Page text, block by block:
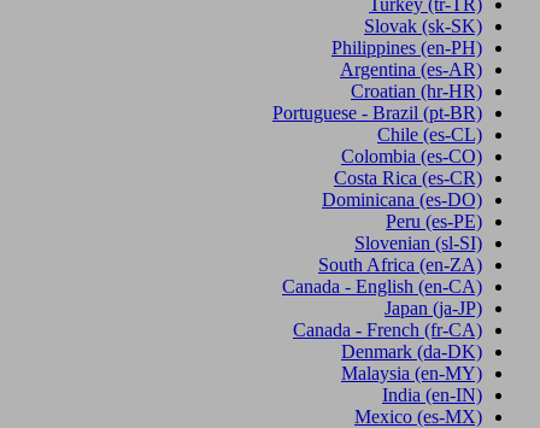
Turkey (tr-TR)
Slovak (sk-SK)
Philippines (en-PH)
Argentina (es-AR)
Croatian (hr-HR)
Portuguese - Brazil (pt-BR)
Chile (es-CL)
Colombia (es-CO)
Costa Rica (es-CR)
Dominicana (es-DO)
Peru (es-PE)
Slovenian (sl-SI)
South Africa (en-ZA)
Canada - English (en-CA)
Japan (ja-JP)
Canada - French (fr-CA)
Denmark (da-DK)
Malaysia (en-MY)
India (en-IN)
Mexico (es-MX)